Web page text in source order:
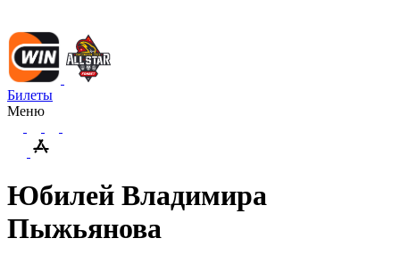
Билеты
Меню
Юбилей Владимира
Пыжьянова